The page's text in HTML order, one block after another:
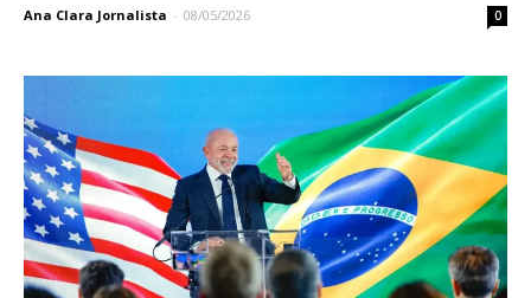
Ana Clara Jornalista - 08/05/2026 0